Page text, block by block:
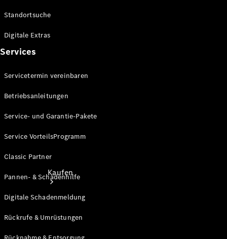
Mercedes-Benz Store
Kaufen
Standortsuche
Digitale Extras
Services
Servicetermin vereinbaren
Betriebsanleitungen
Service- und Garantie-Pakete
Service VorteilsProgramm
Classic Partner
Pannen- & Schadenhilfe
Digitale Schadenmeldung
Rückrufe & Umrüstungen